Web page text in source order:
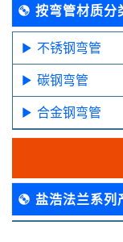
按弯管材质分
不锈钢弯管
碳钢弯管
合金钢弯管
盐浩法兰系列